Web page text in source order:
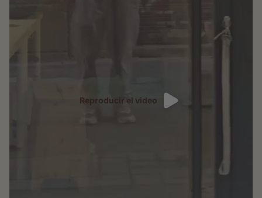
Reproducir el video